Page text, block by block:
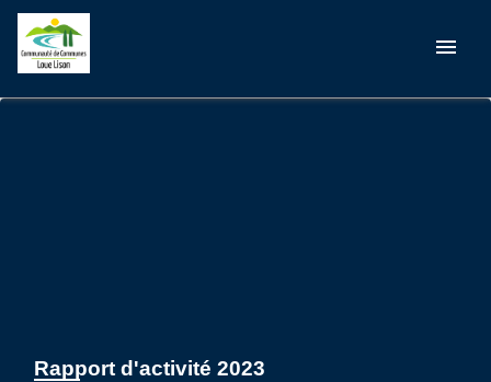
menu
Rapport d'activité 2023